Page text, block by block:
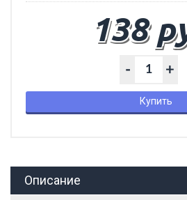
138
+
-
Купить
Описание